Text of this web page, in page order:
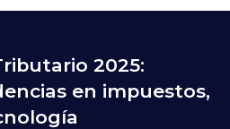
2025:
en impuestos,